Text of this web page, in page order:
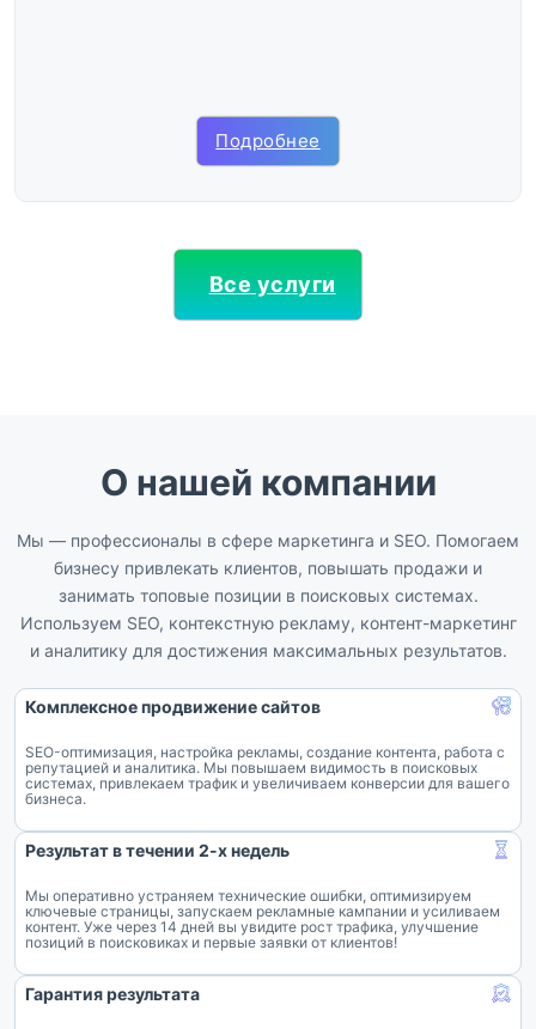
Подробнее
Все услуги
О нашей компании
Мы — профессионалы в сфере маркетинга и SEO. Помогаем
бизнесу привлекать клиентов, повышать продажи и
занимать топовые позиции в поисковых системах.
Используем SEO, контекстную рекламу, контент-маркетинг
и аналитику для достижения максимальных результатов.
Комплексное продвижение сайтов
SEO-оптимизация, настройка рекламы, создание контента, работа с
репутацией и аналитика. Мы повышаем видимость в поисковых
системах, привлекаем трафик и увеличиваем конверсии для вашего
бизнеса.
Результат в течении 2-х недель
Мы оперативно устраняем технические ошибки, оптимизируем
ключевые страницы, запускаем рекламные кампании и усиливаем
контент. Уже через 14 дней вы увидите рост трафика, улучшение
позиций в поисковиках и первые заявки от клиентов!
Гарантия результата